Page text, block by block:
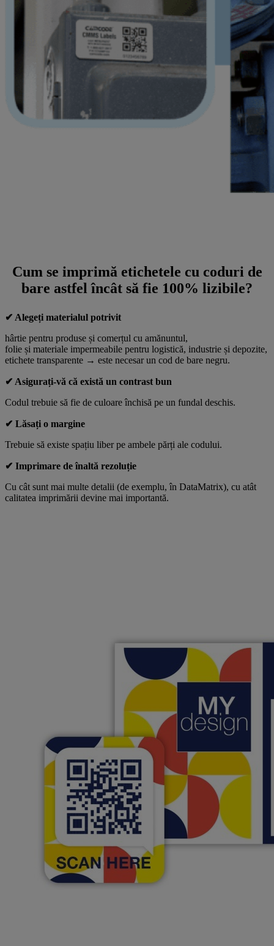
Cum se imprimă etichetele cu coduri de
bare astfel încât să fie 100% lizibile?
✔ Alegeți materialul potrivit
hârtie pentru produse și comerțul cu amănuntul,
folie și materiale impermeabile pentru logistică, industrie și depozite,
etichete transparente → este necesar un cod de bare negru.
✔ Asigurați-vă că există un contrast bun
Codul trebuie să fie de culoare închisă pe un fundal deschis.
✔ Lăsați o margine
Trebuie să existe spațiu liber pe ambele părți ale codului.
✔ Imprimare de înaltă rezoluție
Cu cât sunt mai multe detalii (de exemplu, în DataMatrix), cu atât
calitatea imprimării devine mai importantă.